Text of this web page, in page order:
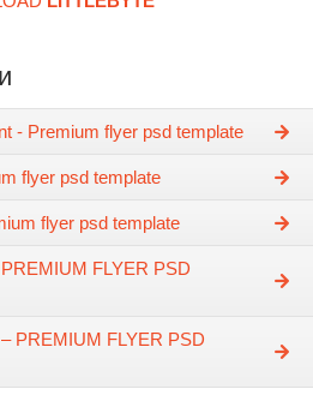
- Premium flyer psd template
flyer psd template
flyer psd template
FLYER PSD
PREMIUM FLYER PSD